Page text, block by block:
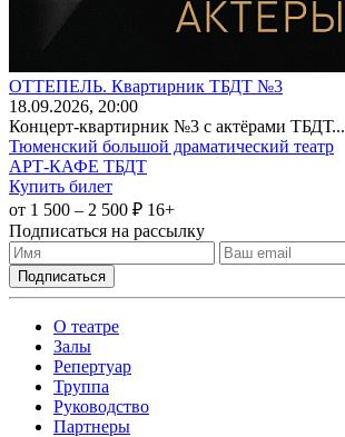
ОТТЕПЕЛЬ. Квартирник ТБДТ №3
18.09.2026, 20:00
Концерт-квартирник №3 с актёрами ТБДТ...
Тюменский большой драматический театр
АРТ-КАФЕ ТБДТ
Купить билет
от 1 500 – 2 500 ₽ 16+
Подписаться на рассылку
О театре
Залы
Репертуар
Труппа
Руководство
Партнеры